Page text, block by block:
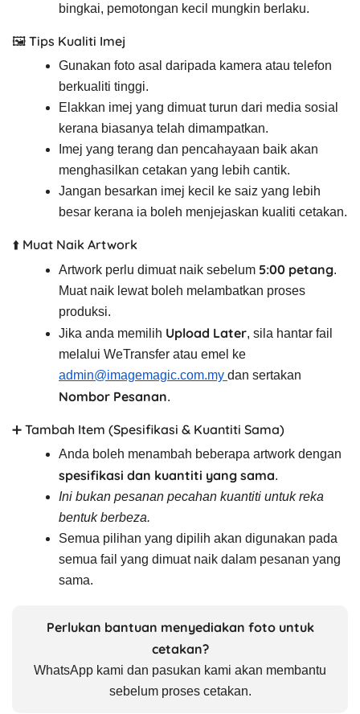
bingkai, pemotongan kecil mungkin berlaku.
🖼️ Tips Kualiti Imej
Gunakan foto asal daripada kamera atau telefon
berkualiti tinggi.
Elakkan imej yang dimuat turun dari media sosial
kerana biasanya telah dimampatkan.
Imej yang terang dan pencahayaan baik akan
menghasilkan cetakan yang lebih cantik.
Jangan besarkan imej kecil ke saiz yang lebih
besar kerana ia boleh menjejaskan kualiti cetakan.
⬆️ Muat Naik Artwork
Artwork perlu dimuat naik sebelum 5:00 petang.
Muat naik lewat boleh melambatkan proses
produksi.
Jika anda memilih Upload Later, sila hantar fail
melalui WeTransfer atau emel ke
admin@imagemagic.com.my dan sertakan
Nombor Pesanan.
➕ Tambah Item (Spesifikasi & Kuantiti Sama)
Anda boleh menambah beberapa artwork dengan
spesifikasi dan kuantiti yang sama.
Ini bukan pesanan pecahan kuantiti untuk reka
bentuk berbeza.
Semua pilihan yang dipilih akan digunakan pada
semua fail yang dimuat naik dalam pesanan yang
sama.
Perlukan bantuan menyediakan foto untuk
cetakan?
WhatsApp kami dan pasukan kami akan membantu
sebelum proses cetakan.